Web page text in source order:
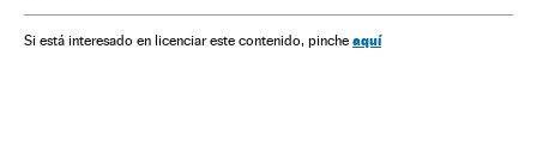
Grupos sociais América Preconceitos
Si está interesado en licenciar este contenido, pinche aquí